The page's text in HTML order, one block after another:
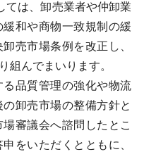
は、卸売業者や仲卸業
和や商物一致規制の緩
売市場条例を改正し、
組んでまいります。
品質管理の強化や物流
卸売市場の整備方針と
審議会へ諮問したとこ
をいただくとともに、